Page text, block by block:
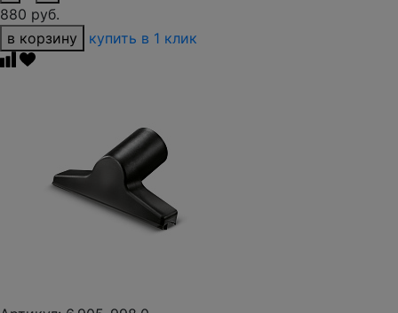
880 руб.
в корзину
купить в 1 клик